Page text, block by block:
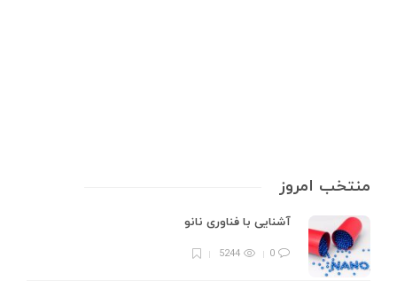
منتخب امروز
آشنایی با فناوری نانو
0
5244